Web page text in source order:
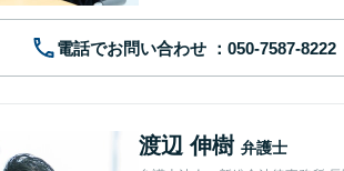
電話でお問い合わせ
渡辺 伸樹 弁護士